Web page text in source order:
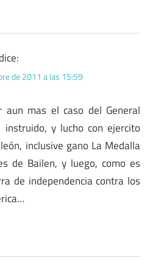
de 2011 a las 15:59
aun mas el caso del General
y lucho con ejercito
inclusive gano La Medalla
de Bailen, y luego, como es
de independencia contra los